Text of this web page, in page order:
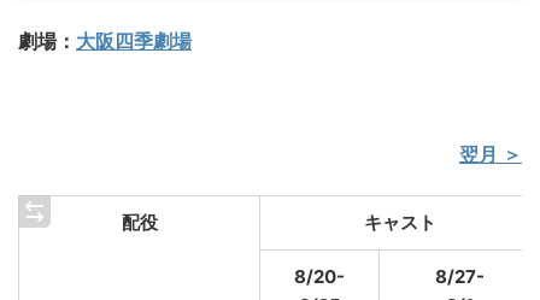
劇場： 大阪四季劇場
翌月 ＞
配役 キャスト
8/20-
8/27-